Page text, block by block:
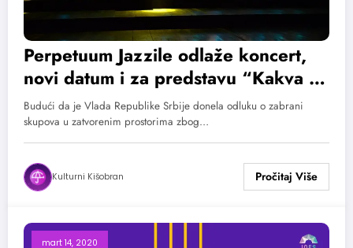
Perpetuum Jazzile odlaže koncert,
novi datum i za predstavu “Kakva ti
je žena, takav ti je život”
Budući da je Vlada Republike Srbije donela odluku o zabrani
skupova u zatvorenim prostorima zbog…
Kulturni Kišobran
mart 14, 2020